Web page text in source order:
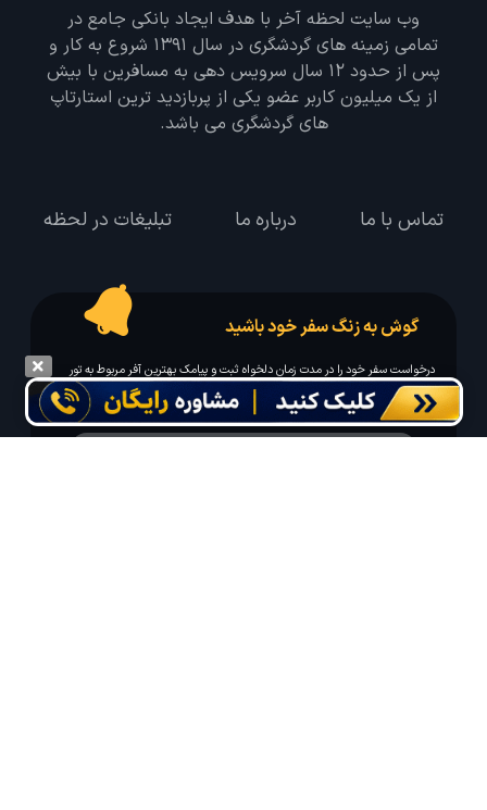
وب سایت لحظه آخر با هدف ایجاد بانکی جامع در
تمامی زمینه های گردشگری در سال 1391 شروع به کار و
پس از حدود 12 سال سرویس دهی به مسافرین با بیش
از یک میلیون کاربر عضو یکی از پربازدید ترین استارتاپ
های گردشگری می باشد.
تماس با ما درباره ما تبلیغات در لحظه
گوش به زنگ سفر خود باشید
درخواست سفر خود را در مدت زمان دلخواه ثبت و پیامک بهترین آفر مربوط به تور
درخواستی خود را دریافت نمایید